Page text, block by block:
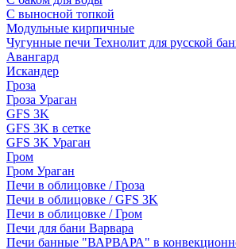
С выносной топкой
Модульные кирпичные
Чугунные печи Технолит для русской
Авангард
Искандер
Гроза
Гроза Ураган
GFS 3K
GFS 3K в сетке
GFS 3K Ураган
Гром
Гром Ураган
Печи в облицовке / Гроза
Печи в облицовке / GFS 3K
Печи в облицовке / Гром
Печи для бани Варвара
Печи банные "ВАРВАРА" в